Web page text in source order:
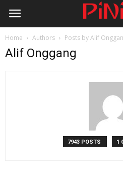
Home Authors Posts by Alif
Alif Onggang
7943 POSTS 1